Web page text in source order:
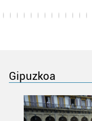
Gipuzkoa